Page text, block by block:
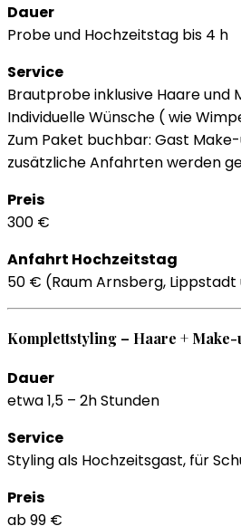
Dauer
Probe und Hochzeitstag bis 4 h
Service
Brautprobe inklusive Haare und
Individuelle Wünsche ( wie
Zum Paket buchbar: Gast
zusätzliche Anfahrten werden
Preis
300 €
Anfahrt Hochzeitstag
50 € (Raum Arnsberg,
Komplettstyling – Haare +
Dauer
etwa 1,5 – 2h Stunden
Service
Styling als Hochzeitsgast, für
Preis
ab 99 €